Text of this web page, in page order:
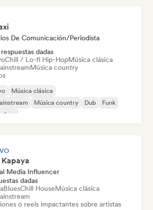
De Comunicación/Periodista
dadas
Chill / Lo-fi Hip-HopMúsica clásica
Música country
Música clásica
Música country Dub
Funk
hop
Kapaya
Media Influencer
dadas
BluesChill HouseMúsica clásica
o reels impactantes sobre artistas